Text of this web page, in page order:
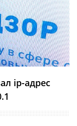
ip-адрес